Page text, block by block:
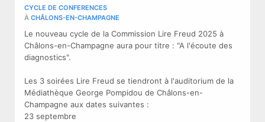
CYCLE DE CONFERENCES
À CHÂLONS-EN-CHAMPAGNE
Le nouveau cycle de la Commission Lire Freud 2025 à
Châlons-en-Champagne aura pour titre : "A l'écoute des
diagnostics".
Les 3 soirées Lire Freud se tiendront à l'auditorium de la
Médiathèque George Pompidou de Châlons-en-
Champagne aux dates suivantes :
23 septembre